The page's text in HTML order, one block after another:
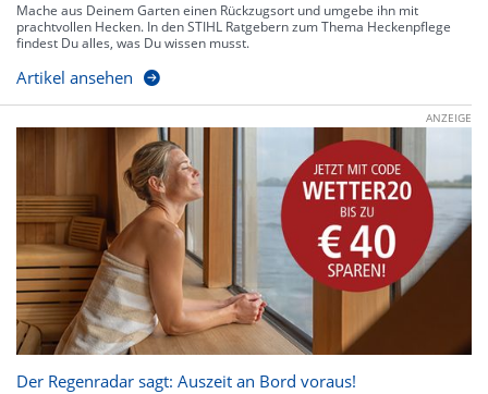
Mache aus Deinem Garten einen Rückzugsort und umgebe ihn mit
prachtvollen Hecken. In den STIHL Ratgebern zum Thema Heckenpflege
findest Du alles, was Du wissen musst.
Artikel ansehen
ANZEIGE
Der Regenradar sagt: Auszeit an Bord voraus!